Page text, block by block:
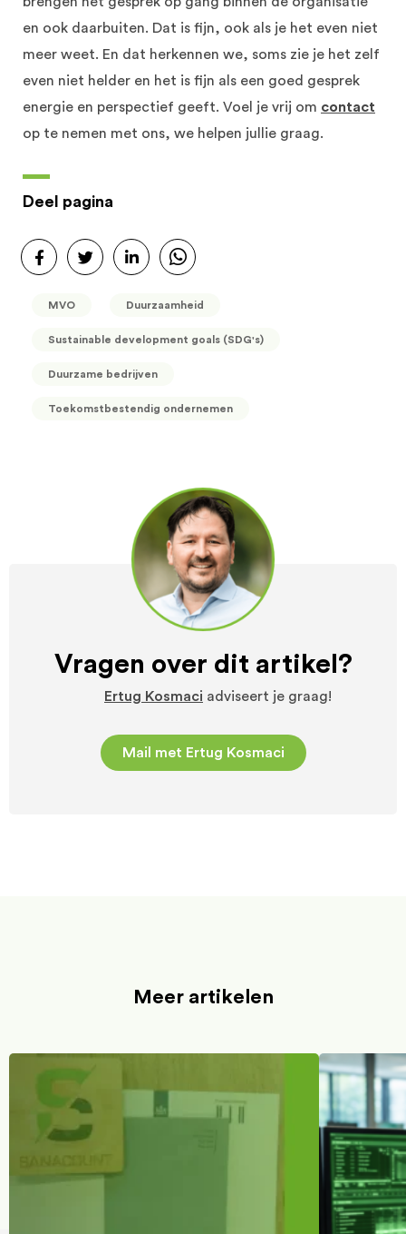
en ook daarbuiten. Dat is fijn, ook als je het even niet
meer weet. En dat herkennen we, soms zie je het zelf
even niet helder en het is fijn als een goed gesprek
energie en perspectief geeft. Voel je vrij om contact
op te nemen met ons, we helpen jullie graag.
Deel pagina
MVO Duurzaamheid
Sustainable development goals (SDG's)
Duurzame bedrijven
Toekomstbestendig ondernemen
Vragen over dit artikel?
Ertug Kosmaci adviseert je graag!
Mail met Ertug Kosmaci
Meer artikelen